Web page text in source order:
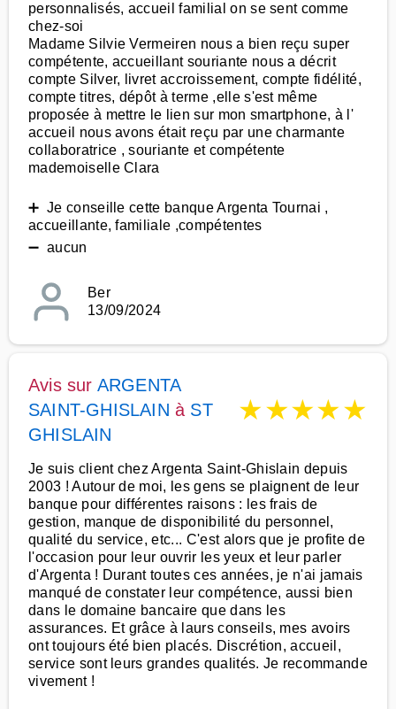
personnalisés, accueil familial on se sent comme
chez-soi
Madame Silvie Vermeiren nous a bien reçu super
compétente, accueillant souriante nous a décrit
compte Silver, livret accroissement, compte fidélité,
compte titres, dépôt à terme ,elle s'est même
proposée à mettre le lien sur mon smartphone, à l'
accueil nous avons était reçu par une charmante
collaboratrice , souriante et compétente
mademoiselle Clara
➕ Je conseille cette banque Argenta Tournai ,
accueillante, familiale ,compétentes
➖ aucun
Ber
13/09/2024
Avis sur ARGENTA
SAINT-GHISLAIN à ST
GHISLAIN
★★★★★
Je suis client chez Argenta Saint-Ghislain depuis
2003 ! Autour de moi, les gens se plaignent de leur
banque pour différentes raisons : les frais de
gestion, manque de disponibilité du personnel,
qualité du service, etc... C'est alors que je profite de
l'occasion pour leur ouvrir les yeux et leur parler
d'Argenta ! Durant toutes ces années, je n'ai jamais
manqué de constater leur compétence, aussi bien
dans le domaine bancaire que dans les
assurances. Et grâce à laurs conseils, mes avoirs
ont toujours été bien placés. Discrétion, accueil,
service sont leurs grandes qualités. Je recommande
vivement !